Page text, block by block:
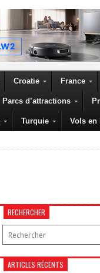
Croatie France
Parcs d’attractions
Turquie Vols en
RECHERCHER
ARTICLES RÉCENTS